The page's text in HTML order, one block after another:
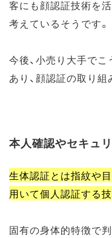
客にも顔認証技術を
考えているそうです。
今後、小売り大手で
あり、顔認証の取り組
本人確認やセキュ
生体認証とは指紋や
用いて個人認証する
固有の身体的特徴で